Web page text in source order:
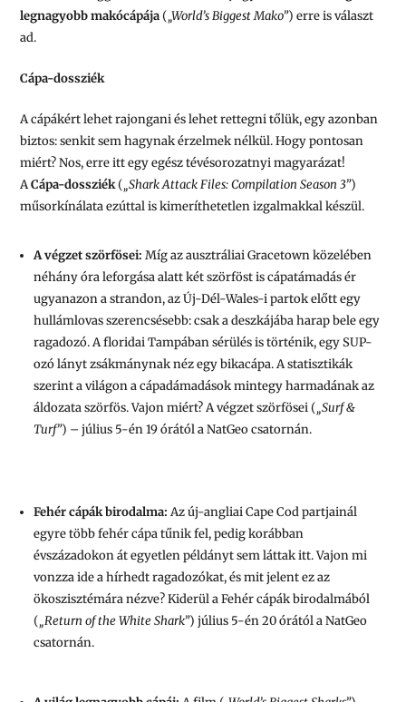
legnagyobb makócápája („World’s Biggest Mako”) erre is választ
ad.
Cápa-dossziék
A cápákért lehet rajongani és lehet rettegni tőlük, egy azonban
biztos: senkit sem hagynak érzelmek nélkül. Hogy pontosan
miért? Nos, erre itt egy egész tévésorozatnyi magyarázat!
ACápa-dossziék(„Shark Attack Files: Compilation Season 3”)
műsorkínálata ezúttal is kimeríthetetlen izgalmakkal készül.
A végzet szörfösei:Míg az ausztráliai Gracetown közelében
néhány óra leforgása alatt két szörföst is cápatámadás ér
ugyanazon a strandon, az Új-Dél-Wales-i partok előtt egy
hullámlovas szerencsésebb: csak a deszkájába harap bele egy
ragadozó. A floridai Tampában sérülés is történik, egy SUP-
ozó lányt zsákmánynak néz egy bikacápa. A statisztikák
szerint a világon a cápadámadások mintegy harmadának az
áldozata szörfös. Vajon miért? A végzet szörfösei („Surf &
Turf”) – július 5-én 19 órától a NatGeo csatornán.
Fehér cápák birodalma:Az új-angliai Cape Cod partjainál
egyre több fehér cápa tűnik fel, pedig korábban
évszázadokon át egyetlen példányt sem láttak itt. Vajon mi
vonzza ide a hírhedt ragadozókat, és mit jelent ez az
ökoszisztémára nézve? Kiderül a Fehér cápák birodalmából
(„Return of the White Shark”) július 5-én 20 órától a NatGeo
csatornán.